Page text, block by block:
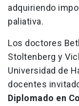
adquiriendo
paliativa.
Los doctores
Stoltenberg y
Universidad de
docentes
Diplomado en